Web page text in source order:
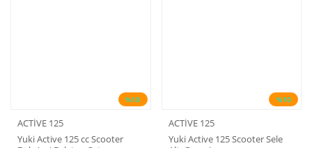
%10
ACTİVE 125
Yuki Active 125 cc Scooter
%10
ACTİVE 125
Yuki Active 125 Scooter Sele